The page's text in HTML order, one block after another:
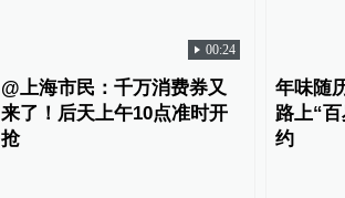
00:24
@上海市民：千万消费券又
来了！后天上午10点准时开
抢
年味随
路上“
约